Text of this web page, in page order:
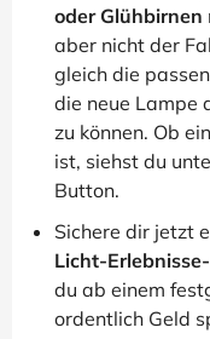
oder Glühbirnen
aber nicht der
gleich die
die neue Lampe
zu können. Ob
ist, siehst du
Button.
Sichere dir jetzt
Licht-
du ab einem
ordentlich Geld